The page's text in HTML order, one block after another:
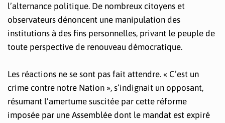
l’alternance politique. De nombreux citoyens et
observateurs dénoncent une manipulation des
institutions à des fins personnelles, privant le peuple de
toute perspective de renouveau démocratique.
Les réactions ne se sont pas fait attendre. « C’est un
crime contre notre Nation », s’indignait un opposant,
résumant l’amertume suscitée par cette réforme
imposée par une Assemblée dont le mandat est expiré